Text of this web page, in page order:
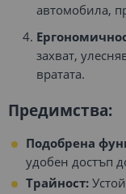
автомобила,
захват,
вратата.
Предимства:
Подобрена
удобен достъп
Трайност: